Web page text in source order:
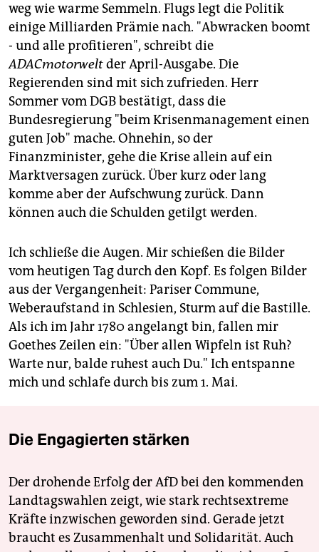
weg wie warme Semmeln. Flugs legt die Politik
einige Milliarden Prämie nach. "Abwracken boomt
- und alle profitieren", schreibt die
ADACmotorweltder April-Ausgabe. Die
Regierenden sind mit sich zufrieden. Herr
Sommer vom DGB bestätigt, dass die
Bundesregierung "beim Krisenmanagement einen
guten Job" mache. Ohnehin, so der
Finanzminister, gehe die Krise allein auf ein
Marktversagen zurück. Über kurz oder lang
komme aber der Aufschwung zurück. Dann
können auch die Schulden getilgt werden.
Ich schließe die Augen. Mir schießen die Bilder
vom heutigen Tag durch den Kopf. Es folgen Bilder
aus der Vergangenheit: Pariser Commune,
Weberaufstand in Schlesien, Sturm auf die Bastille.
Als ich im Jahr 1780 angelangt bin, fallen mir
Goethes Zeilen ein: "Über allen Wipfeln ist Ruh?
Warte nur, balde ruhest auch Du." Ich entspanne
mich und schlafe durch bis zum 1. Mai.
Die Engagierten stärken
Der drohende Erfolg der AfD bei den kommenden
Landtagswahlen zeigt, wie stark rechtsextreme
Kräfte inzwischen geworden sind. Gerade jetzt
braucht es Zusammenhalt und Solidarität. Auch